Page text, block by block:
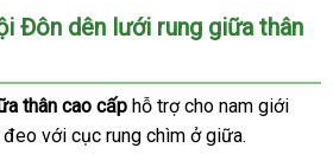
Đôn dên lưới rung giữa thân
thân cao cấp hỗ trợ cho nam giới
đeo voucher
với cục rung chìm ở giữarẻ.